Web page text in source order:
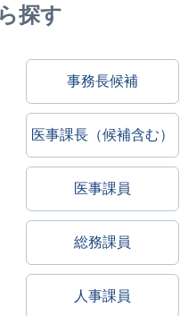
探す
事務長候補
医事課長（候補含む）
医事課員
総務課員
人事課員